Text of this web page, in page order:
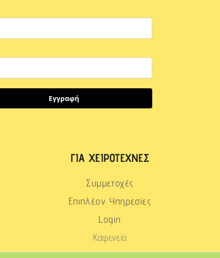
Εγγραφή
ΓΙΑ ΧΕΙΡΟΤΈΧΝΕΣ
Συμμετοχές
Επιπλέον Υπηρεσίες
Login
Καφενείο